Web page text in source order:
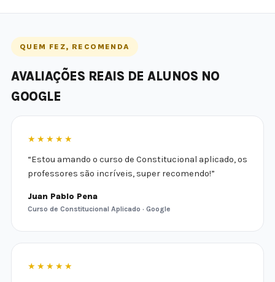
QUEM FEZ, RECOMENDA
AVALIAÇÕES REAIS DE ALUNOS NO
GOOGLE
★★★★★
“Estou amando o curso de Constitucional aplicado, os
professores são incríveis, super recomendo!”
Juan Pablo Pena
Curso de Constitucional Aplicado · Google
★★★★★